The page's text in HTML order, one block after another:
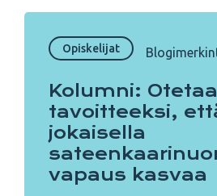
Opiskelijat
Kolumni:
tavoitteeksi,
jokaisella
vapaus kasvaa